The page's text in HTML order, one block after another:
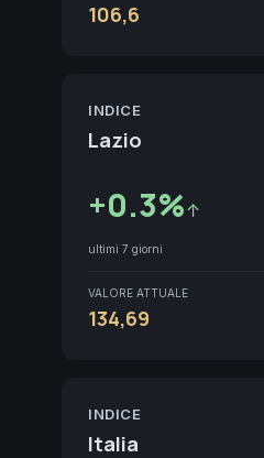
106,6
INDICE
Lazio
+0.3%↑
ultimi 7 giorni
VALORE ATTUALE
134,69
INDICE
Italia